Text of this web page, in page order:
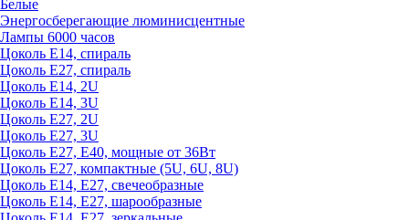
Белые
Энергосберегающие люминисцентные
Лампы 6000 часов
Цоколь Е14, спираль
Цоколь Е27, спираль
Цоколь Е14, 2U
Цоколь Е14, 3U
Цоколь Е27, 2U
Цоколь Е27, 3U
Цоколь Е27, Е40, мощные от 36Вт
Цоколь Е27, компактные (5U, 6U, 8U)
Цоколь Е14, Е27, свечеобразные
Цоколь Е14, Е27, шарообразные